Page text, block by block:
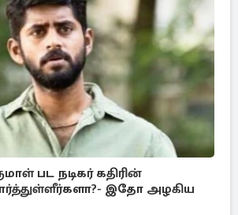
பட நடிகர் கதிரின்
இதோ அழகிய